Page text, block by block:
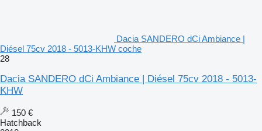
Dacia SANDERO dCi Ambiance |
Diésel 75cv 2018 - 5013-KHW coche
28
Dacia SANDERO dCi Ambiance | Diésel 75cv 2018 - 5013-
KHW
150 €
Hatchback